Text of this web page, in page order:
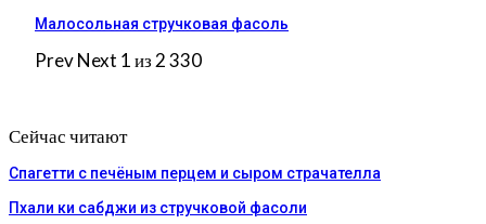
Малосольная стручковая фасоль
PrevNext 1 из 2 330
Сейчас читают
Спагетти с печёным перцем и сыром страчателла
Пхали ки сабджи из стручковой фасоли